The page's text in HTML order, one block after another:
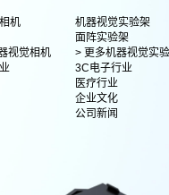
机
视觉相机
机器视觉实验架
面阵实验架
> 更多机器视觉实
3C电子行业
医疗行业
企业文化
公司新闻